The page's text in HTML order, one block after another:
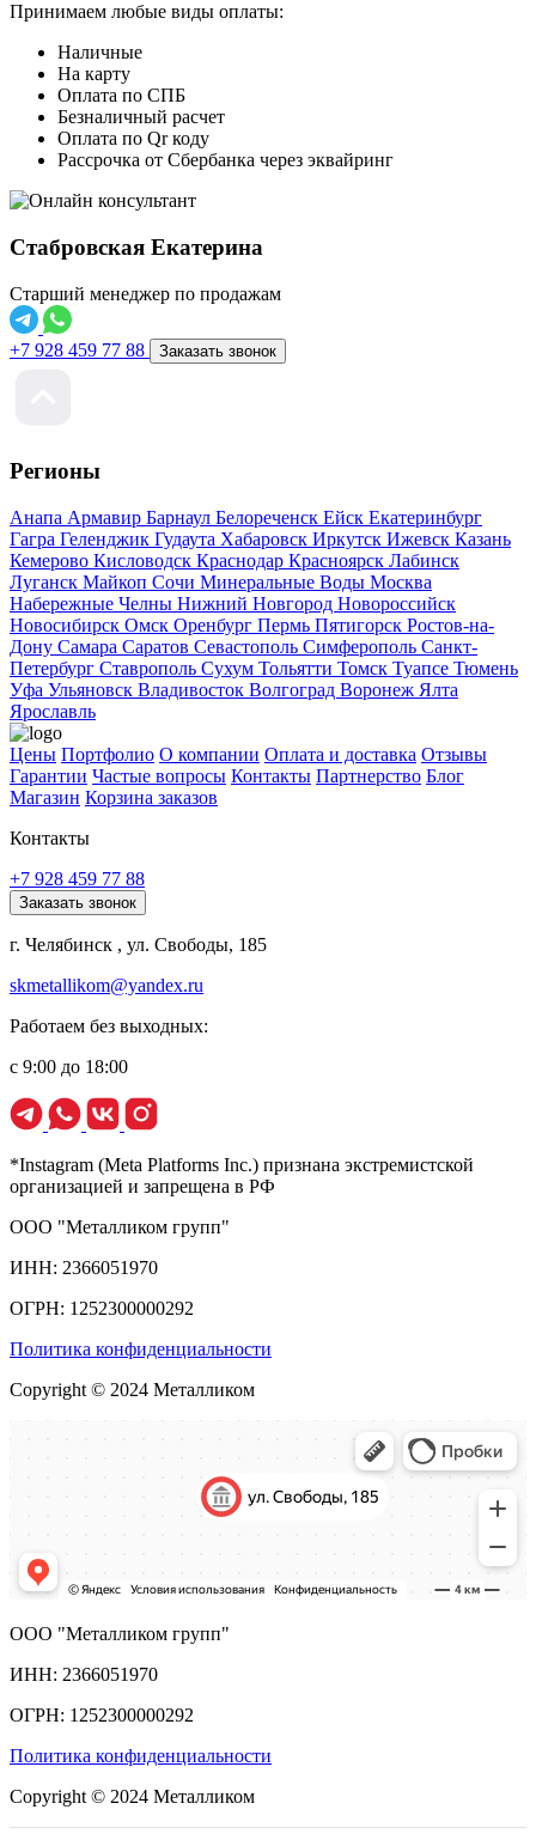
Принимаем любые виды оплаты:
Наличные
На карту
Оплата по СПБ
Безналичный расчет
Оплата по Qr коду
Рассрочка от Сбербанка через эквайринг
Стабровская Екатерина
Старший менеджер по продажам
+7 928 459 77 88 Заказать звонок
Регионы
Анапа Армавир Барнаул Белореченск Ейск Екатеринбург
Гагра Геленджик Гудаута Хабаровск Иркутск Ижевск Казань
Кемерово Кисловодск Краснодар Красноярск Лабинск
Луганск Майкоп Сочи Минеральные Воды Москва
Набережные Челны Нижний Новгород Новороссийск
Новосибирск Омск Оренбург Пермь Пятигорск Ростов-на-
Дону Самара Саратов Севастополь Симферополь Санкт-
Петербург Ставрополь Сухум Тольятти Томск Туапсе Тюмень
Уфа Ульяновск Владивосток Волгоград Воронеж Ялта
Ярославль
Цены Портфолио О компании Оплата и доставка Отзывы
Гарантии Частые вопросы Контакты Партнерство Блог
Магазин Корзина заказов
Контакты
+7 928 459 77 88
Заказать звонок
г. Челябинск , ул. Свободы, 185
skmetallikom@yandex.ru
Работаем без выходных:
с 9:00 до 18:00
*Instagram (Meta Platforms Inc.) признана экстремистской
организацией и запрещена в РФ
ООО "Металликом групп"
ИНН: 2366051970
ОГРН: 1252300000292
Политика конфиденциальности
Copyright © 2024 Металликом
ООО "Металликом групп"
ИНН: 2366051970
ОГРН: 1252300000292
Политика конфиденциальности
Copyright © 2024 Металликом